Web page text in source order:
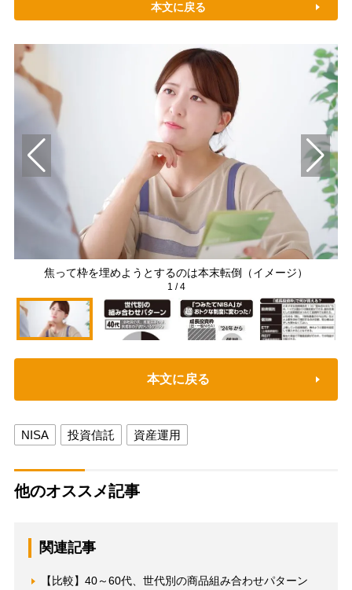
本文に戻る
焦って枠を埋めようとするのは本末転倒（イメージ）
1 /4
本文に戻る
NISA 投資信託 資産運用
他のオススメ記事
関連記事
【比較】40～60代、世代別の商品組み合わせパターン